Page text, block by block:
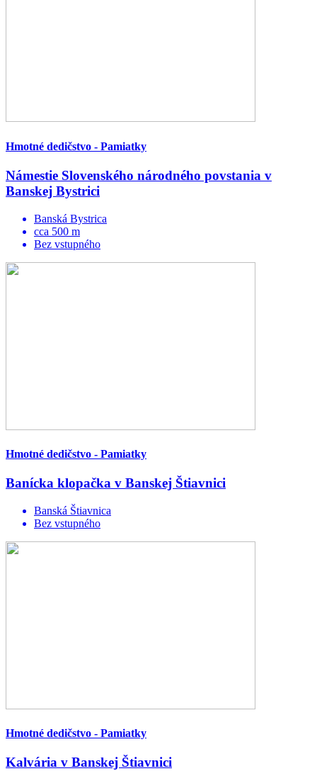
Hmotné dedičstvo - Pamiatky
Námestie Slovenského národného povstania v
Banskej Bystrici
Banská Bystrica
cca 500 m
Bez vstupného
Hmotné dedičstvo - Pamiatky
Banícka klopačka v Banskej Štiavnici
Banská Štiavnica
Bez vstupného
Hmotné dedičstvo - Pamiatky
Kalvária v Banskej Štiavnici